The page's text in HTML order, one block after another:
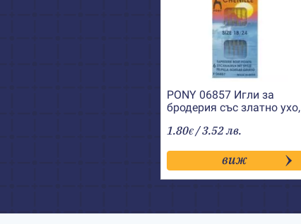
PONY 06857 Игли за
бродерия със златно ухо,
1.80€ / 3.52 лв.
виж